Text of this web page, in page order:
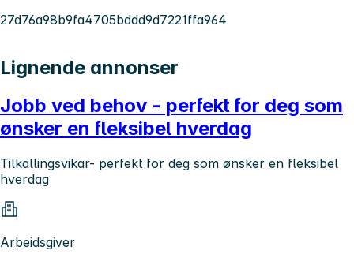
27d76a98b9fa4705bddd9d7221ffa964
Lignende annonser
Jobb ved behov - perfekt for deg som
ønsker en fleksibel hverdag
Tilkallingsvikar- perfekt for deg som ønsker en fleksibel
hverdag
Arbeidsgiver